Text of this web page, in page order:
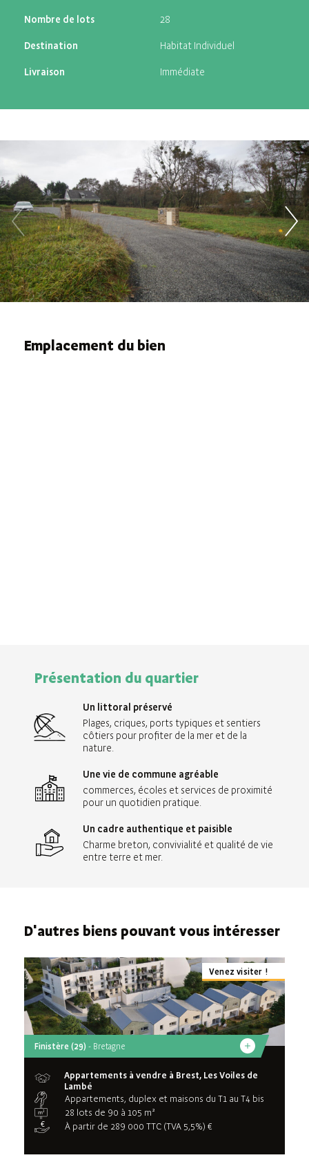
Nombre de lots 28
Destination Habitat Individuel
Livraison Immédiate
Emplacement du bien
Présentation du quartier
Un littoral préservé
Plages, criques, ports typiques et sentiers
côtiers pour profiter de la mer et de la
nature.
Une vie de commune agréable
commerces, écoles et services de proximité
pour un quotidien pratique.
Un cadre authentique et paisible
Charme breton, convivialité et qualité de vie
entre terre et mer.
D'autres biens pouvant vous intéresser
Venez visiter !
Finistère (29) - Bretagne
Appartements à vendre à Brest, Les Voiles de
Lambé
Appartements, duplex et maisons du T1 au T4 bis
28 lots de 90 à 105 m²
À partir de 289 000 TTC (TVA 5,5%) €